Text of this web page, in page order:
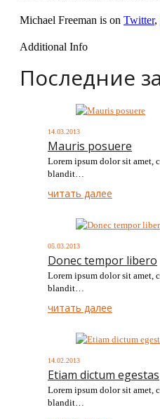
Michael Freeman is on Twitter,
Additional Info
Последние
14.03.2013
Mauris posuere
Lorem ipsum dolor sit amet,
blandit…
читать далее
05.03.2013
Donec tempor libero
Lorem ipsum dolor sit amet,
blandit…
читать далее
14.02.2013
Etiam dictum egestas
Lorem ipsum dolor sit amet,
blandit…